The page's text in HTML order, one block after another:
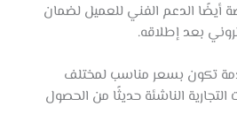
أيضًا الدعم الفني للعميل لضمان
بعد إطلاقه.
تكون بسعر مناسب لمختلف
التجارية الناشئة حديثًا من الحصول